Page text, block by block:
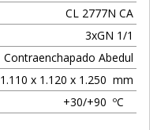
CL 2777N CA
3xGN 1/1
Contraenchapado Abedul
1.110 x 1.120 x 1.250 mm
+30/+90 ºC